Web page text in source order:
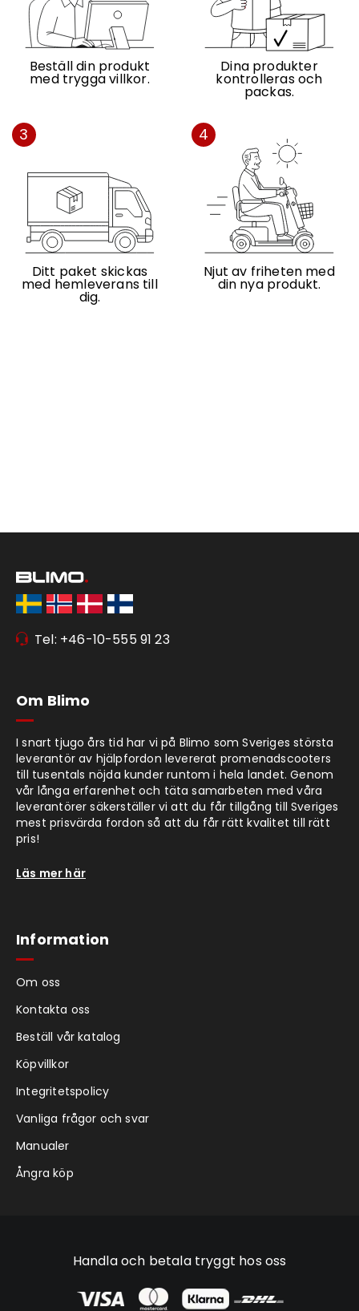
Beställ din produkt
med trygga villkor.
Dina produkter
kontrolleras och
packas.
3
Ditt paket skickas
med hemleverans till
dig.
4
Njut av friheten med
din nya produkt.
Tel: +46-10-555 91 23
Om Blimo
I snart tjugo års tid har vi på Blimo som Sveriges största
leverantör av hjälpfordon levererat promenadscooters
till tusentals nöjda kunder runtom i hela landet. Genom
vår långa erfarenhet och täta samarbeten med våra
leverantörer säkerställer vi att du får tillgång till Sveriges
mest prisvärda fordon så att du får rätt kvalitet till rätt
pris!
Läs mer här
Information
Om oss
Kontakta oss
Beställ vår katalog
Köpvillkor
Integritetspolicy
Vanliga frågor och svar
Manualer
Ångra köp
Handla och betala tryggt hos oss